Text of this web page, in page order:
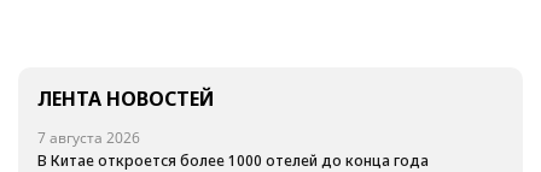
ЛЕНТА НОВОСТЕЙ
7 августа 2026
В Китае откроется более 1000 отелей до конца года